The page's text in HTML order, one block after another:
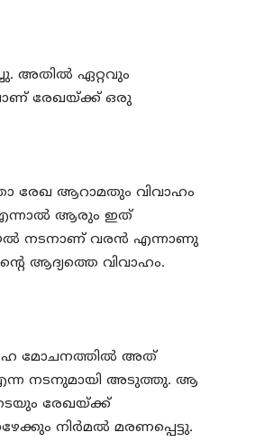
അതില്‍ ഏറ്റവും
രേഖയ്ക്ക് ഒരു
രേഖ ആറാമതും വിവാഹം
ആരും ഇത്
നടനാണ് വരന്‍ എന്നാണു
ആദ്യത്തെ വിവാഹം.
മോചനത്തില്‍ അത്
നടനുമായി അടുത്തു. ആ
രേഖയ്ക്ക്
നിര്‍മല്‍ മരണപ്പെട്ടു.